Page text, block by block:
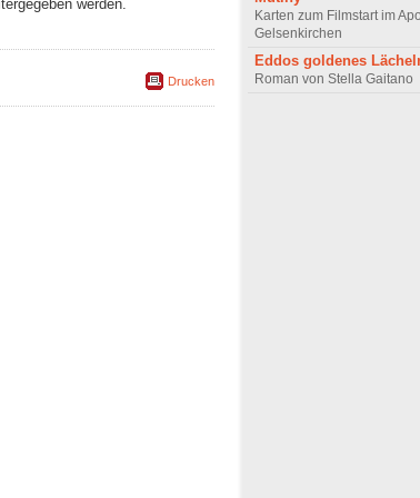
werden.
Drucken
Karten zum Filmstart im
Gelsenkirchen
Eddos goldenes
Roman von Stella Gaitano